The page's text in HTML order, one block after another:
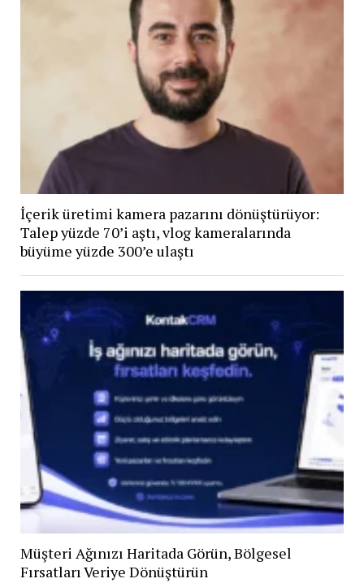
İçerik üretimi kamera pazarını dönüştürüyor:
Talep yüzde 70’i aştı, vlog kameralarında
büyüme yüzde 300’e ulaştı
Müşteri Ağınızı Haritada Görün, Bölgesel
Fırsatları Veriye Dönüştürün